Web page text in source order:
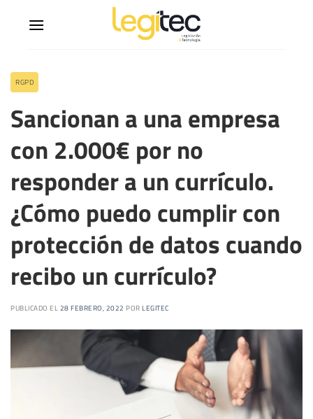
RGPD
Sancionan a una empresa
con 2.000€ por no
responder a un currículo.
¿Cómo puedo cumplir con
protección de datos cuando
recibo un currículo?
PUBLICADO EL 28 FEBRERO, 2022 POR LEGITEC